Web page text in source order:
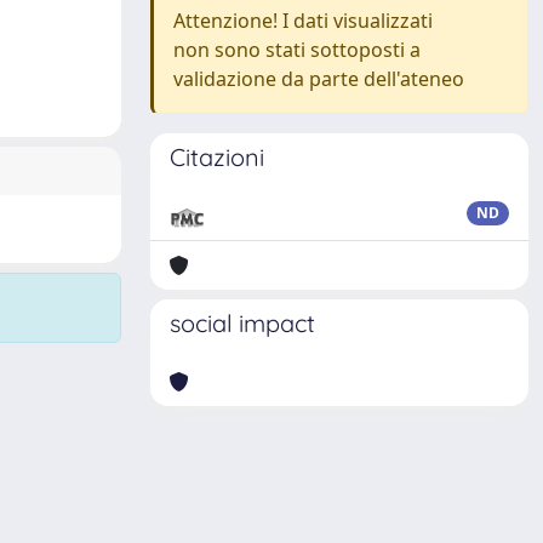
Attenzione! I dati visualizzati
non sono stati sottoposti a
validazione da parte dell'ateneo
Citazioni
ND
social impact